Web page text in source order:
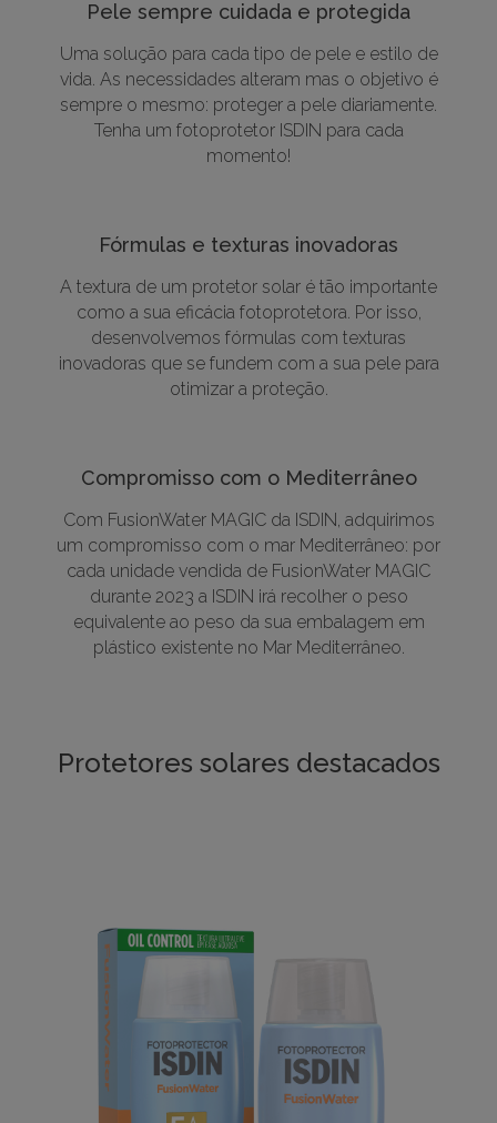
Pele sempre cuidada e protegida
Uma solução para cada tipo de pele e estilo de
vida. As necessidades alteram mas o objetivo é
sempre o mesmo: proteger a pele diariamente.
Tenha um fotoprotetor ISDIN para cada
momento!
Fórmulas e texturas inovadoras
A textura de um protetor solar é tão importante
como a sua eficácia fotoprotetora. Por isso,
desenvolvemos fórmulas com texturas
inovadoras que se fundem com a sua pele para
otimizar a proteção.
Compromisso com o Mediterrâneo
Com FusionWater MAGIC da ISDIN, adquirimos
um compromisso com o mar Mediterrâneo: por
cada unidade vendida de FusionWater MAGIC
durante 2023 a ISDIN irá recolher o peso
equivalente ao peso da sua embalagem em
plástico existente no Mar Mediterrâneo.
Protetores solares destacados